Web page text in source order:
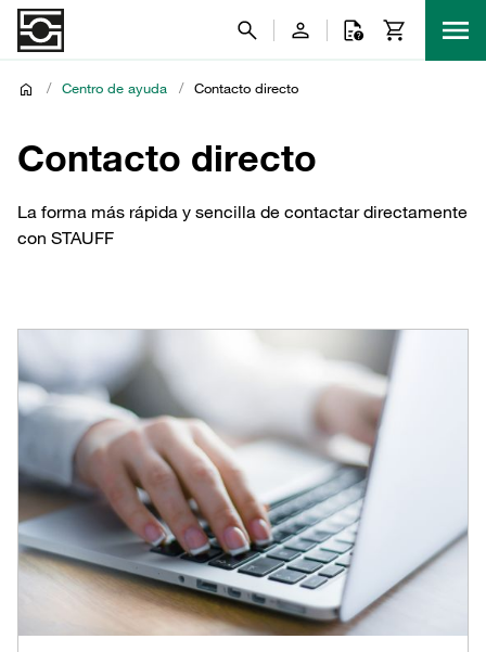
/ Centro de ayuda / Contacto directo
Contacto directo
La forma más rápida y sencilla de contactar directamente
con STAUFF